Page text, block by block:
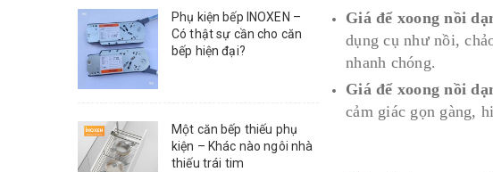
Giá để xoong nồi
dụng cụ như nồi,
nhanh chóng.
Giá để xoong nồi
cảm giác gọn gàng,
Phụ kiện bếp INOXEN –
Có thật sự cần cho căn
bếp hiện đại?
Một căn bếp thiếu phụ
kiện – Khác nào ngôi nhà
thiếu trái tim